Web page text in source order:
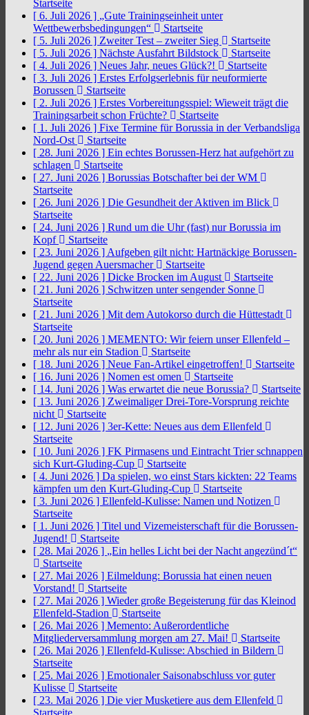
Startseite
[ 6. Juli 2026 ] „Gute Trainingseinheit unter
Wettbewerbsbedingungen“
Startseite
[ 5. Juli 2026 ] Zweiter Test – zweiter Sieg
Startseite
[ 5. Juli 2026 ] Nächste Ausfahrt Bildstock
Startseite
[ 4. Juli 2026 ] Neues Jahr, neues Glück?!
Startseite
[ 3. Juli 2026 ] Erstes Erfolgserlebnis für neuformierte
Borussen
Startseite
[ 2. Juli 2026 ] Erstes Vorbereitungsspiel: Wieweit trägt die
Trainingsarbeit schon Früchte?
Startseite
[ 1. Juli 2026 ] Fixe Termine für Borussia in der Verbandsliga
Nord-Ost
Startseite
[ 28. Juni 2026 ] Ein echtes Borussen-Herz hat aufgehört zu
schlagen
Startseite
[ 27. Juni 2026 ] Borussias Botschafter bei der WM
Startseite
[ 26. Juni 2026 ] Die Gesundheit der Aktiven im Blick
Startseite
[ 24. Juni 2026 ] Rund um die Uhr (fast) nur Borussia im
Kopf
Startseite
[ 23. Juni 2026 ] Aufgeben gilt nicht: Hartnäckige Borussen-
Jugend gegen Auersmacher
Startseite
[ 22. Juni 2026 ] Dicke Brocken im August
Startseite
[ 21. Juni 2026 ] Schwitzen unter sengender Sonne
Startseite
[ 21. Juni 2026 ] Mit dem Autokorso durch die Hüttestadt
Startseite
[ 20. Juni 2026 ] MEMENTO: Wir feiern unser Ellenfeld –
mehr als nur ein Stadion
Startseite
[ 18. Juni 2026 ] Neue Fan-Artikel eingetroffen!
Startseite
[ 16. Juni 2026 ] Nomen est omen
Startseite
[ 14. Juni 2026 ] Was erwartet die neue Borussia?
Startseite
[ 13. Juni 2026 ] Zweimaliger Drei-Tore-Vorsprung reichte
nicht
Startseite
[ 12. Juni 2026 ] 3er-Kette: Neues aus dem Ellenfeld
Startseite
[ 10. Juni 2026 ] FK Pirmasens und Eintracht Trier schnappen
sich Kurt-Gluding-Cup
Startseite
[ 4. Juni 2026 ] Da spielen, wo einst Stars kickten: 22 Teams
kämpfen um den Kurt-Gluding-Cup
Startseite
[ 3. Juni 2026 ] Ellenfeld-Kulisse: Namen und Notizen
Startseite
[ 1. Juni 2026 ] Titel und Vizemeisterschaft für die Borussen-
Jugend!
Startseite
[ 28. Mai 2026 ] „Ein helles Licht bei der Nacht angezünd´t“
Startseite
[ 27. Mai 2026 ] Eilmeldung: Borussia hat einen neuen
Vorstand!
Startseite
[ 27. Mai 2026 ] Wieder große Begeisterung für das Kleinod
Ellenfeld-Stadion
Startseite
[ 26. Mai 2026 ] Memento: Außerordentliche
Mitgliederversammlung morgen am 27. Mai!
Startseite
[ 26. Mai 2026 ] Ellenfeld-Kulisse: Abschied in Bildern
Startseite
[ 25. Mai 2026 ] Emotionaler Saisonabschluss vor guter
Kulisse
Startseite
[ 23. Mai 2026 ] Die vier Musketiere aus dem Ellenfeld
Startseite